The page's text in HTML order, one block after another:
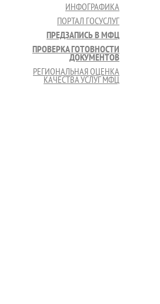
ИНФОГРАФИКА
ПОРТАЛ ГОСУСЛУГ
ПРЕДЗАПИСЬ В МФЦ
ПРОВЕРКА ГОТОВНОСТИ
ДОКУМЕНТОВ
РЕГИОНАЛЬНАЯ ОЦЕНКА
КАЧЕСТВА УСЛУГ МФЦ